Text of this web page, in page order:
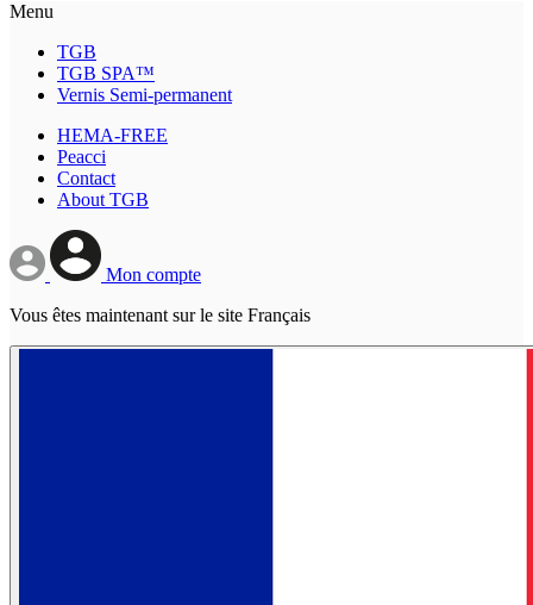
Menu
TGB
TGB SPA™
Vernis Semi-permanent
HEMA-FREE
Peacci
Contact
About TGB
Mon compte
Vous êtes maintenant sur le site Français